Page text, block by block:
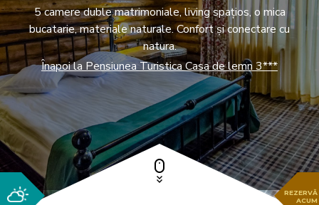
REZERVĂ
ACUM
5 camere duble matrimoniale, living spațios, o mica
bucatarie, materiale naturale. Confort și conectare cu
natura.
Înapoi la Pensiunea Turistica Casa de lemn 3***